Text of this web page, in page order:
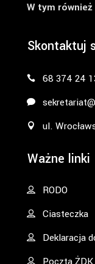
W tym również
Skontaktuj
68 374 24
ul.
Ważne linki
RODO
Ciasteczka
Deklaracja